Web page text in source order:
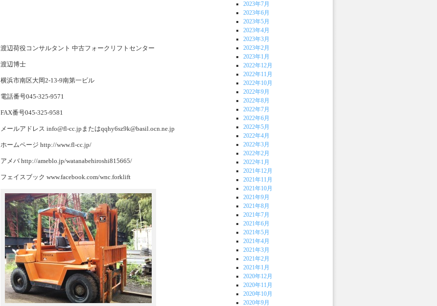
渡辺荷役コンサルタント 中古フォークリフトセンター
渡辺博士
横浜市南区大岡2-13-9南第一ビル
電話番号045-325-9571
FAX番号045-325-9581
メールアドレス info@fl-cc.jpまたはqqhy6sz9k@basil.ocn.ne.jp
ホームページ http://www.fl-cc.jp/
アメバ http://ameblo.jp/watanabehiroshi815665/
フェイスブック www.facebook.com/wnc.forklift
2023年7月
2023年6月
2023年5月
2023年4月
2023年3月
2023年2月
2023年1月
2022年12月
2022年11月
2022年10月
2022年9月
2022年8月
2022年7月
2022年6月
2022年5月
2022年4月
2022年3月
2022年2月
2022年1月
2021年12月
2021年11月
2021年10月
2021年9月
2021年8月
2021年7月
2021年6月
2021年5月
2021年4月
2021年3月
2021年2月
2021年1月
2020年12月
2020年11月
2020年10月
2020年9月